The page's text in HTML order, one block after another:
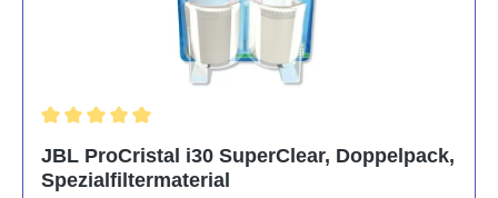
JBL ProCristal i30 SuperClear, Doppelpack,
Spezialfiltermaterial